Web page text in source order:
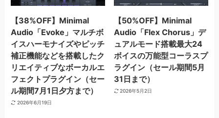
【38%OFF】Minimal
Audio「Evoke」マルチボ
イスハーモナイズやピッチ
補正機能などを搭載したク
リエイティブなボーカルエ
フェクトプラグイン（セー
ル期間7月1日夕方まで）
2026年6月19日
【50%OFF】Minimal
Audio「Flex Chorus」デ
ュアルモード搭載最大24
ボイスの万能型コーラスプ
ラグイン（セール期間5月
31日まで）
2026年5月2日